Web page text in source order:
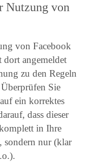
Nutzung von
von Facebook
dort angemeldet
zu den Regeln
Sie
ein korrektes
dass dieser
in Ihre
sondern nur (klar